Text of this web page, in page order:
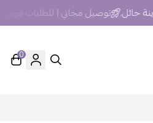
توصيل مجاني | للطلبات فوق 250 ريال داخل مدينة حائل
0